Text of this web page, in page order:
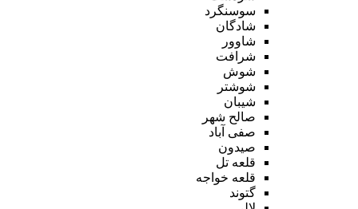
سوسنگرد
شادگان
شاوور
شرافت
شوش
شوشتر
شیبان
صالح شهر
صفی آباد
صیدون
قلعه تل
قلعه خواجه
گتوند